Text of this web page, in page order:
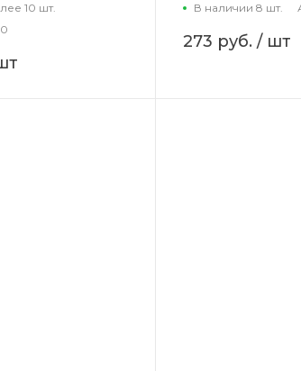
10 шт.
В наличии 8 шт.
273 руб./ шт